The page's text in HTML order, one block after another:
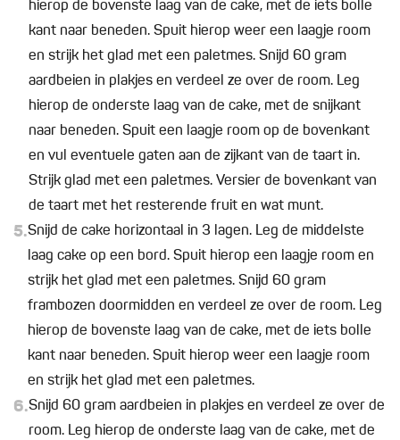
hierop de bovenste laag van de cake, met de iets bolle
kant naar beneden. Spuit hierop weer een laagje room
en strijk het glad met een paletmes. Snijd 60 gram
aardbeien in plakjes en verdeel ze over de room. Leg
hierop de onderste laag van de cake, met de snijkant
naar beneden. Spuit een laagje room op de bovenkant
en vul eventuele gaten aan de zijkant van de taart in.
Strijk glad met een paletmes. Versier de bovenkant van
de taart met het resterende fruit en wat munt.
5.Snijd de cake horizontaal in 3 lagen. Leg de middelste
laag cake op een bord. Spuit hierop een laagje room en
strijk het glad met een paletmes. Snijd 60 gram
frambozen doormidden en verdeel ze over de room. Leg
hierop de bovenste laag van de cake, met de iets bolle
kant naar beneden. Spuit hierop weer een laagje room
en strijk het glad met een paletmes.
6.Snijd 60 gram aardbeien in plakjes en verdeel ze over de
room. Leg hierop de onderste laag van de cake, met de